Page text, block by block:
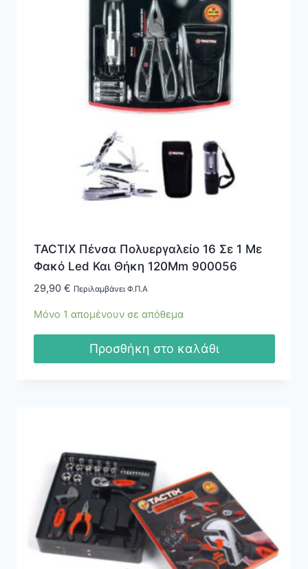
TACTIX Πένσα Πολυεργαλείο 16 Σε 1 Με
Φακό Led Και Θήκη 120Mm 900056
29,90 € Περιλαμβάνει Φ.Π.Α
Μόνο 1 απομένουν σε απόθεμα
Προσθήκη στο καλάθι